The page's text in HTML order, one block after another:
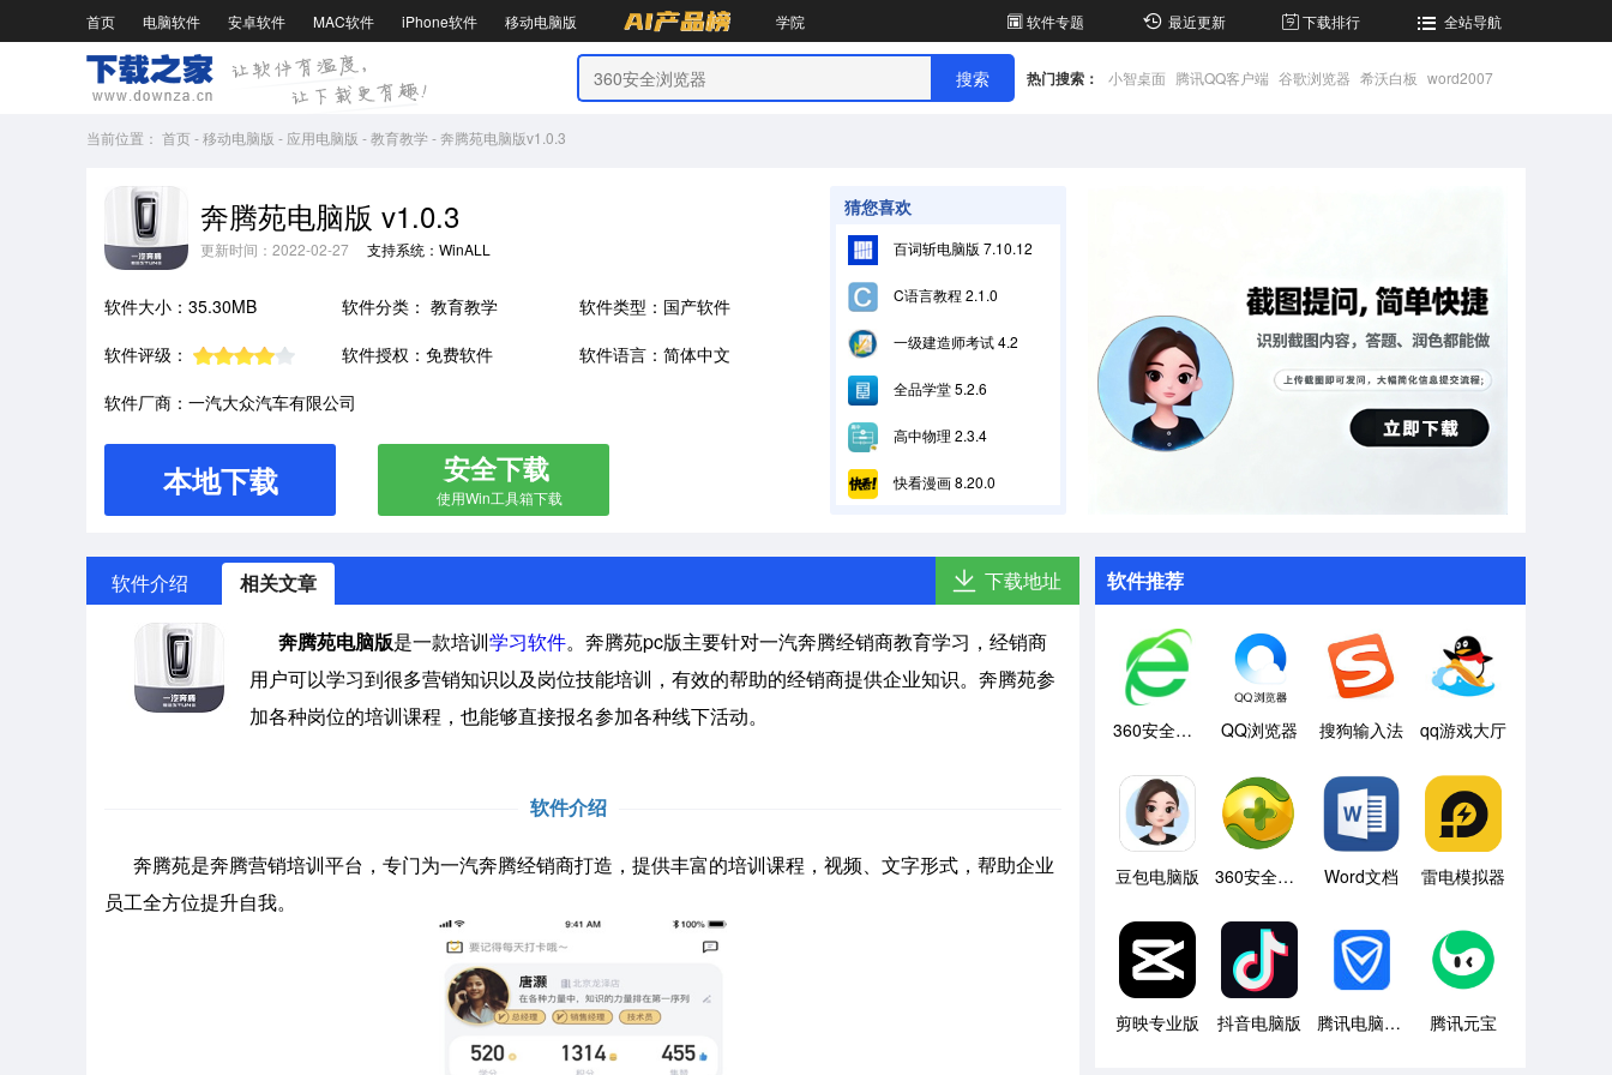
首页 电脑软件 安卓软件 MAC软件 iPhone软件 移动电脑版 学院 软件专题 最近更新 下载排行 全站导航
热门搜索： 小智桌面 腾讯QQ客户端 谷歌浏览器 希沃白板 word2007
当前位置： 首页-移动电脑版 - 应用电脑版 -教育教学 -奔腾苑电脑版v1.0.3
奔腾苑电脑版 v1.0.3
更新时间：2022-02-27 支持系统：WinALL
软件大小：35.30MB 软件分类： 教育教学
软件类型：国产软件
软件评级：
软件授权：免费软件
软件语言：简体中文
软件厂商：一汽大众汽车有限公司
本地下载 安全下载
使用Win工具箱下载
猜您喜欢
百词斩电脑版 7.10.12
C语言教程 2.1.0
一级建造师考试 4.2
全品学堂 5.2.6
高中物理 2.3.4
快看漫画 8.20.0
软件介绍 相关文章 下载地址
奔腾苑电脑版是一款培训学习软件。奔腾苑pc版主要针对一汽奔腾经销商教育学习，经销商
用户可以学习到很多营销知识以及岗位技能培训，有效的帮助的经销商提供企业知识。奔腾苑参
加各种岗位的培训课程，也能够直接报名参加各种线下活动。
软件介绍
奔腾苑是奔腾营销培训平台，专门为一汽奔腾经销商打造，提供丰富的培训课程，视频、文字形式，帮助企业
员工全方位提升自我。
软件推荐
360安全浏览器 QQ浏览器 搜狗输入法 qq游戏大厅
豆包电脑版 360安全卫士 Word文档 雷电模拟器
剪映专业版 抖音电脑版 腾讯电脑管家 腾讯元宝